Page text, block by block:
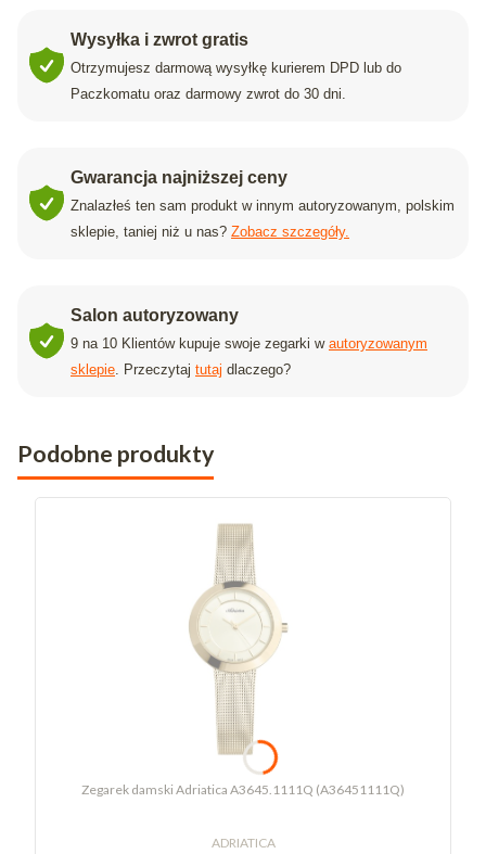
Wysyłka i zwrot gratis
Otrzymujesz darmową wysyłkę kurierem DPD lub do
Paczkomatu oraz darmowy zwrot do 30 dni.
Gwarancja najniższej ceny
Znalazłeś ten sam produkt w innym autoryzowanym, polskim
sklepie, taniej niż u nas? Zobacz szczegóły.
Salon autoryzowany
9 na 10 Klientów kupuje swoje zegarki w autoryzowanym
sklepie. Przeczytaj tutaj dlaczego?
Podobne produkty
Zegarek damski Adriatica A3645.1111Q (A36451111Q)
ADRIATICA